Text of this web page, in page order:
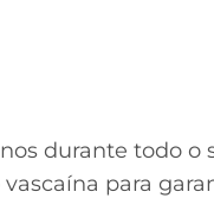
durante todo o
para